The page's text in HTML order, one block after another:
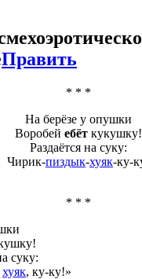
Править
* * *
На берёзе у опушки
Воробей ебёт кукушку!
Раздаётся на суку:
Чирик-пиздык-хуяк-ку-
* * *
суку:
хуяк, ку-ку!»